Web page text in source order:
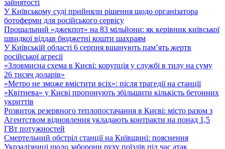
зайнятості
У Київському суді прийняли рішення щодо організатора
ботоферми для російського сервісу
Прощальний «джекпот» на 83 мільйони: як керівник київської
швидкої віддав бюджетні кошти шахраям
У Київській області 6 серпня вшанують пам’ять жертв
російської агресії
«Зловмисна схема в Києві: корупція у службі в тилу на суму
26 тисяч доларів»
«Метро не зможе вмістити всіх»: після трагедії на станції
«Квітнева» у Києві пропонують збільшити кількість бетонних
укриттів
Розвиток резервного теплопостачання в Києві: місто разом з
Агентством відновлення укладають контракти на понад 1,5
ГВт потужностей
Смертельний обстріл станції на Київщині: пояснення
Укрзалізниці щодо заборони руху поїздів під час атак